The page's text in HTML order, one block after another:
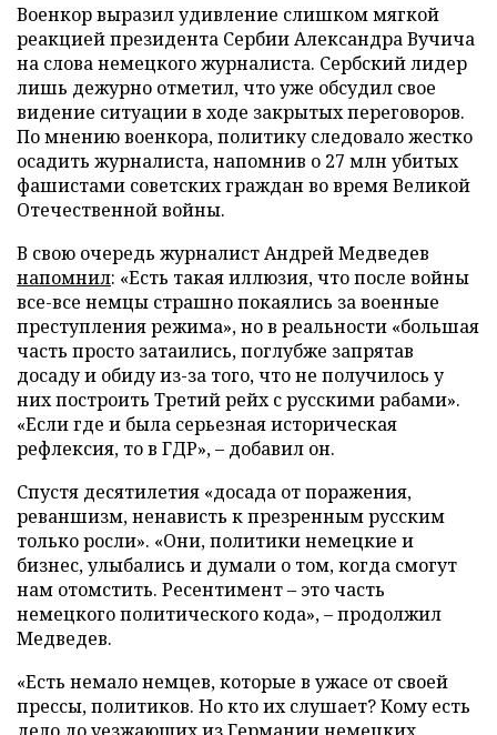
Военкор выразил удивление слишком мягкой
реакцией президента Сербии Александра Вучича
на слова немецкого журналиста. Сербский лидер
лишь дежурно отметил, что уже обсудил свое
видение ситуации в ходе закрытых переговоров.
По мнению военкора, политику следовало жестко
осадить журналиста, напомнив о 27 млн убитых
фашистами советских граждан во время Великой
Отечественной войны.
В свою очередь журналист Андрей Медведев
напомнил: «Есть такая иллюзия, что после войны
все-все немцы страшно покаялись за военные
преступления режима», но в реальности «большая
часть просто затаились, поглубже запрятав
досаду и обиду из-за того, что не получилось у
них построить Третий рейх с русскими рабами».
«Если где и была серьезная историческая
рефлексия, то в ГДР», – добавил он.
Спустя десятилетия «досада от поражения,
реваншизм, ненависть к презренным русским
только росли». «Они, политики немецкие и
бизнес, улыбались и думали о том, когда смогут
нам отомстить. Ресентимент – это часть
немецкого политического кода», – продолжил
Медведев.
«Есть немало немцев, которые в ужасе от своей
прессы, политиков. Но кто их слушает? Кому есть